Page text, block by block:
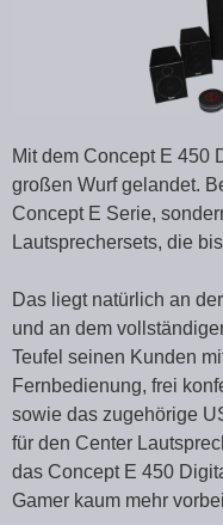
Mit dem Concept E 450
großen Wurf gelandet.
Concept E Serie,
Lautsprechersets, die
Das liegt natürlich an
und an dem
Teufel seinen Kunden
Fernbedienung, frei
sowie das zugehörige
für den Center
das Concept E 450
Gamer kaum mehr